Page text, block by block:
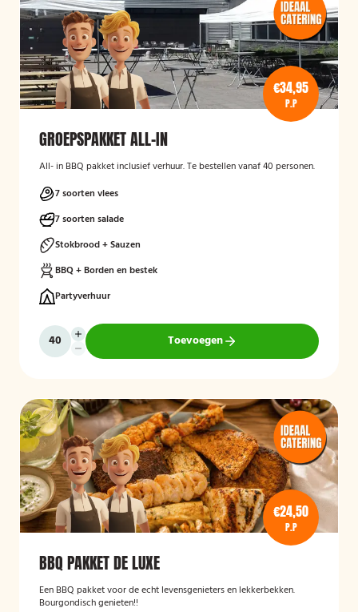
€34,95
P.P
GROEPSPAKKET ALL-IN
All- in BBQ pakket inclusief verhuur. Te bestellen vanaf 40 personen.
7 soorten vlees
7 soorten salade
Stokbrood + Sauzen
BBQ + Borden en bestek
Partyverhuur
Toevoegen
€24,50
P.P
BBQ PAKKET DE LUXE
Een BBQ pakket voor de echt levensgenieters en lekkerbekken.
Bourgondisch genieten!!